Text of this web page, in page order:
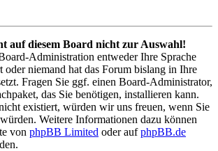
auf diesem Board nicht zur Auswahl!
Administration entweder Ihre Sprache
oder niemand hat das Forum bislang in Ihre
Fragen Sie ggf. einen Board-Administrator,
das Sie benötigen, installieren kann.
existiert, würden wir uns freuen, wenn Sie
Weitere Informationen dazu können
von phpBB Limited oder aufphpBB.de